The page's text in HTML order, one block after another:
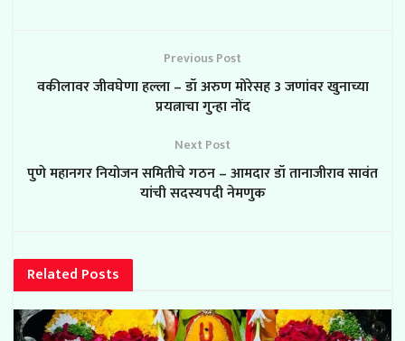
Previous Post
वकीलावर जीवघेणा हल्ला – डॉ अरुण मोरेसह 3 जणांवर खुनाच्या
प्रयत्नाचा गुन्हा नोंद
Next Post
पुणे महानगर नियोजन समितीचे गठन – आमदार डॉ तानाजीराव सावंत
यांची सदस्यपदी नेमणुक
Related Posts